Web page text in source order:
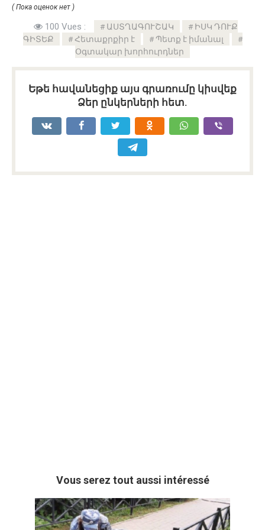
( Пока оценок нет )
100 Vues : ԱՍՏՂԱԳՈՒՇԱԿ
ԻՍԿ ԴՈՒՔ
ԳԻՏԵՔ
Հետաքրքիր է
Պետք է իմանալ
Օգտակար խորհուրդներ
Եթե հավանեցիք այս գրառումը կիսվեք
Ձեր ընկերների հետ.
Vous serez tout aussi intéressé